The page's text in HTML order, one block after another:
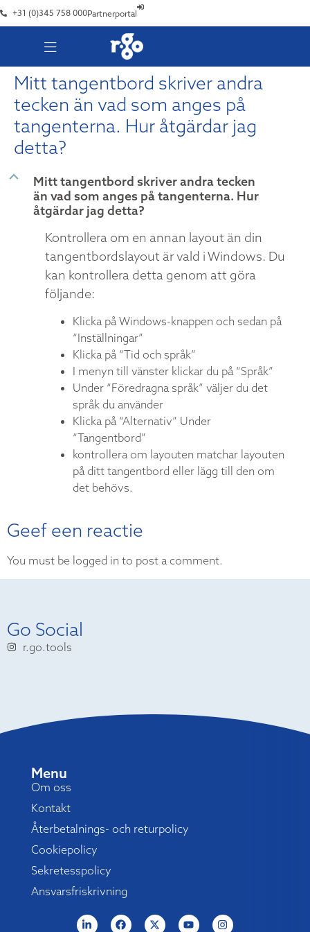
+31 (0)345 758 000Partnerportal
Mitt tangentbord skriver andra
tecken än vad som anges på
tangenterna. Hur åtgärdar jag
detta?
B
Mitt tangentbord skriver andra tecken
än vad som anges på tangenterna. Hur
åtgärdar jag detta?
Kontrollera om en annan layout än din
tangentbordslayout är vald i Windows. Du
kan kontrollera detta genom att göra
följande:
Klicka på Windows-knappen och sedan på
“Inställningar”
Klicka på “Tid och språk”
I menyn till vänster klickar du på “Språk”
Under “Föredragna språk” väljer du det
språk du använder
Klicka på “Alternativ” Under
“Tangentbord”
kontrollera om layouten matchar layouten
på ditt tangentbord eller lägg till den om
det behövs.
Geef een reactie
You must be logged in to post a comment.
Go Social
r.go.tools
Menu
Om oss
Kontakt
Återbetalnings- och returpolicy
Cookiepolicy
Sekretesspolicy
Ansvarsfriskrivning